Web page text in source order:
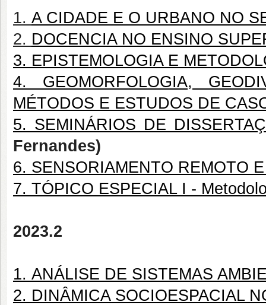
1. A CIDADE E O URBANO NO
2. DOCENCIA NO ENSINO
3. EPISTEMOLOGIA E
4. GEOMORFOLOGIA,
MÉTODOS E ESTUDOS DE
5. SEMINÁRIOS DE
Fernandes)
6. SENSORIAMENTO REMOTO
7. TÓPICO ESPECIAL I -
2023.2
1. ANÁLISE DE SISTEMAS
2. DINÂMICA SOCIOESPACIAL